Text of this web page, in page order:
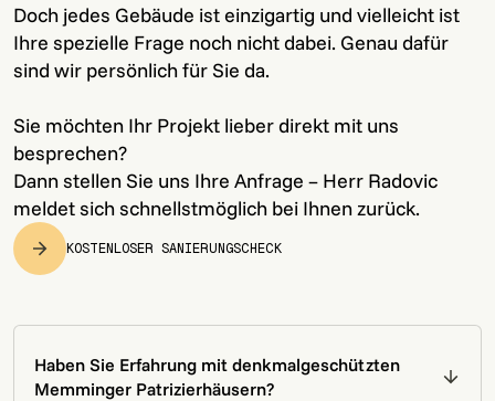
Doch jedes Gebäude ist einzigartig und vielleicht ist
Ihre spezielle Frage noch nicht dabei. Genau dafür
sind wir persönlich für Sie da.
Sie möchten Ihr Projekt lieber direkt mit uns
besprechen?
Dann stellen Sie uns Ihre Anfrage – Herr Radovic
meldet sich schnellstmöglich bei Ihnen zurück.
KOSTENLOSER SANIERUNGSCHECK
Haben Sie Erfahrung mit denkmalgeschützten
Memminger Patrizierhäusern?